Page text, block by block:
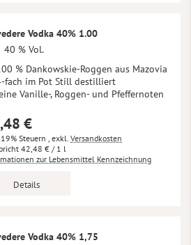
Vodka 40% 1.00
40 % Vol.
% Dankowskie-Roggen aus Mazovia
fach im Pot Still destilliert
Vanille-, Roggen- und Pfeffernoten
€
Steuern exkl. Versandkosten
42,48 € / 1 l
zur Lebensmittel Kennzeichnung
Details
Vodka 40% 1,75